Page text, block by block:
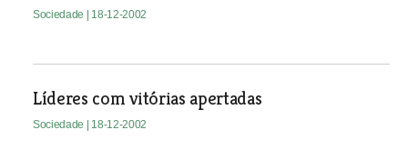
Sociedade | 18-12-2002
Líderes com vitórias apertadas
Sociedade | 18-12-2002